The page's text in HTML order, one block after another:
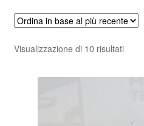
Visualizzazione di 10 risultatiOrdina
base